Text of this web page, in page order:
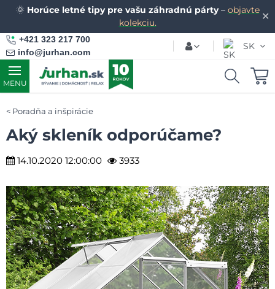
✕
🌞 Horúce letné tipy pre vašu záhradnú párty– objavte
kolekciu.
+421 323 217 700
info@jurhan.com
SK
MENU
Poradňa a inšpirácie
Aký skleník odporúčame?
14.10.2020 12:00:00 3933